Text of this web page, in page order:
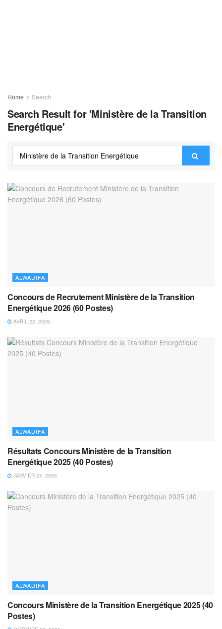
Home Search
Search Result for 'Ministère de la Transition
Energétique'
ALWADIFA
Concours de Recrutement Ministère de la Transition
Energétique 2026 (60 Postes)
AVRIL 22, 2026
ALWADIFA
Résultats Concours Ministère de la Transition
Energétique 2025 (40 Postes)
JANVIER 24, 2026
ALWADIFA
Concours Ministère de la Transition Energétique 2025 (40
Postes)